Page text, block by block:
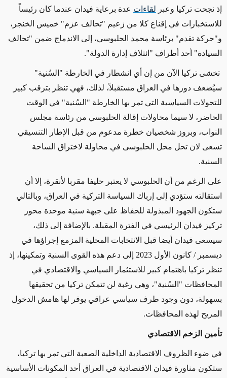
إذ نجحت تركيا وعبر لقاءات عدة برعاية فيدان عندما كان رئيساً
للاستخبارات في إقناع كلا من زعيم "تحالف عزم" خميس الخنجر،
و"حركة تقدم" برئاسة محمد الحلبوسي، إلى الاندماج ضمن "تحالف
السيادة" أحد أطراف "ائتلاف إدارة الدولة".
تخشى تركيا الآن من إن أي انشطار في الخارطة "السُنية"
سيُضعف دورها في العراق مستقبلاً، لذلك، فهي تنظر بترقب كبير
للتحولات السياسية التي تمر بها الخارطة "السُنية" في الوقت
الحاضر، لا سيما محاولات إقالة الحلبوسي من رئاسة مجلس
النواب، وبروز شخصيان خطرة مدعوم من قبل الإطار التنسيقي
تسعى لان تحل محل الحلبوسى في محاولة لاختراق الساحة
السنية.
على الرغم من أن الحلبوسي لا يعتبر حليفا مقربا لأنقرة، إلا أن
استقالته ستؤدي إلى إرباك السياسة التركية في العراق، وبالتالي
ستكون الجهود المبذولة للحفاظ على جبهة سنية موحدة محور
تركيز فيدان الرئيسي في الفترة المقبلة. بالإضافة إلى ذلك،
سيسعى فيدان أيضا قبل الانتخابات المحلية المزمع إجراؤها في
ديسمبر / كانون الأول 2023 إلى دعم هذه القوى السنية وتمكينها، إذ
تنظر تركيا باهتمام كبير للاستثمار السياسي والاقتصادي في
المحافظات "السُنية"، وهي رغبة لن تتمكن تركيا من تحقيقها
بسهولة، دون وجود طرف سياسي عراقي يوفر لها هامش الدخول
المريح لهذه المحافظات.
تأمين الزخم الاقتصادي
في ضوء الظروف الاقتصادية الداخلية الصعبة التي تمر بها تركيا،
ستكون مناورة فيدان الاقتصادية في العراق أحد المكونات الأساسية